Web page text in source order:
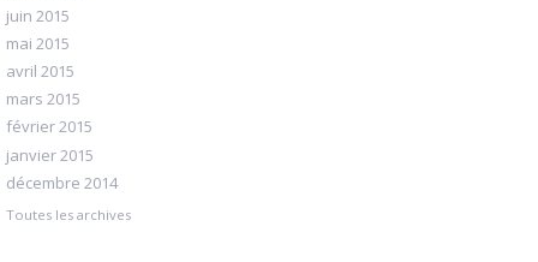
juin 2015
mai 2015
avril 2015
mars 2015
février 2015
janvier 2015
décembre 2014
Toutes les archives